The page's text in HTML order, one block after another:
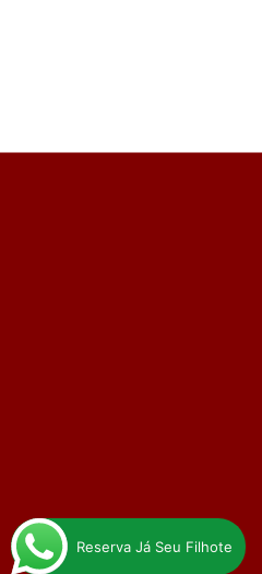
Reserva Já Seu Filhote